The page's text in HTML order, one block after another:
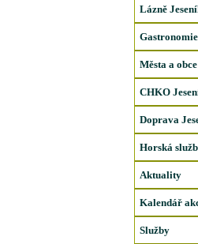
Lázně
Gastronomie
Města a obce
CHKO
Doprava
Horská
Aktuality
Kalendář
Služby